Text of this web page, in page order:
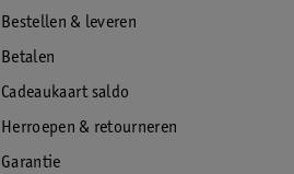
Bestellen & leveren
Betalen
Cadeaukaart saldo
Herroepen & retourneren
Garantie